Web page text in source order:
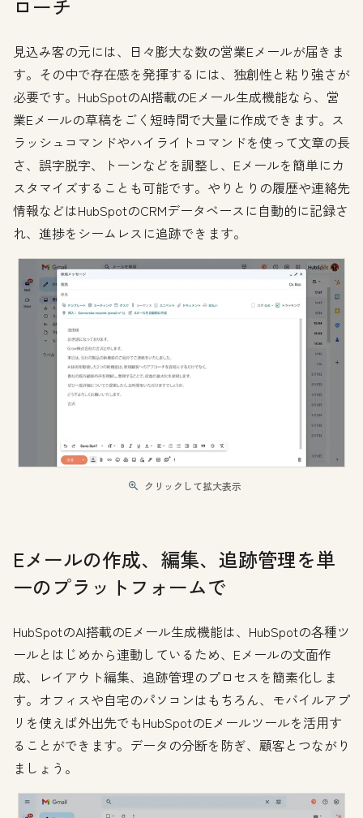
ローチ
見込み客の元には、日々膨大な数の営業Eメールが届きま
す。その中で存在感を発揮するには、独創性と粘り強さが
必要です。HubSpotのAI搭載のEメール生成機能なら、営
業Eメールの草稿をごく短時間で大量に作成できます。ス
ラッシュコマンドやハイライトコマンドを使って文章の長
さ、誤字脱字、トーンなどを調整し、Eメールを簡単にカ
スタマイズすることも可能です。やりとりの履歴や連絡先
情報などはHubSpotのCRMデータベースに自動的に記録さ
れ、進捗をシームレスに追跡できます。
クリックして拡大表示
Eメールの作成、編集、追跡管理を単
一のプラットフォームで
HubSpotのAI搭載のEメール生成機能は、HubSpotの各種ツ
ールとはじめから連動しているため、Eメールの文面作
成、レイアウト編集、追跡管理のプロセスを簡素化しま
す。オフィスや自宅のパソコンはもちろん、モバイルアプ
リを使えば外出先でもHubSpotのEメールツールを活用す
ることができます。データの分断を防ぎ、顧客とつながり
ましょう。